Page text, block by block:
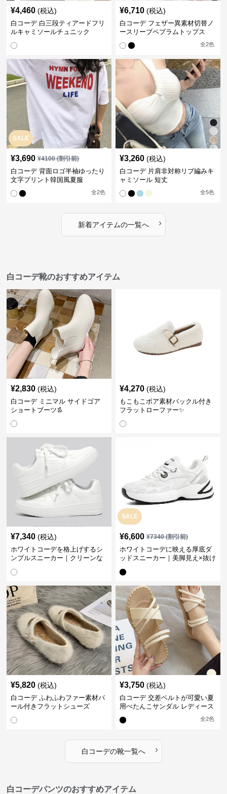
¥4,460 (税込)
白コーデ 白三段ティアードフリ
ルキャミソールチュニック
¥6,710 (税込)
白コーデ フェザー異素材切替ノ
ースリーブペプラムトップス
全2色
SALE
¥3,690 ¥4100(割引前)
白コーデ 背面ロゴ半袖ゆったり
文字プリント韓国風夏服
全2色
¥3,260 (税込)
白コーデ 片肩非対称リブ編みキ
ャミソール 短丈
全5色
新着アイテムの一覧へ ›
白コーデ靴のおすすめアイテム
¥2,830 (税込)
白コーデ ミニマル サイドゴア
ショートブーツ👢
¥4,270 (税込)
もこもこボア素材バックル付き
フラットローファー✨
¥7,340 (税込)
ホワイトコーデを格上げするシ
ンプルスニーカー｜クリーンな
SALE
¥6,600 ¥7340(割引前)
ホワイトコーデに映える厚底ダ
ッドスニーカー｜美脚見え×抜け
¥5,820 (税込)
白コーデ ふわふわファー素材パ
ール付きフラットシューズ
¥3,750 (税込)
白コーデ 交差ベルトが可愛い夏
用ぺたんこサンダル レディース
全2色
白コーデの靴一覧へ ›
白コーデパンツのおすすめアイテム